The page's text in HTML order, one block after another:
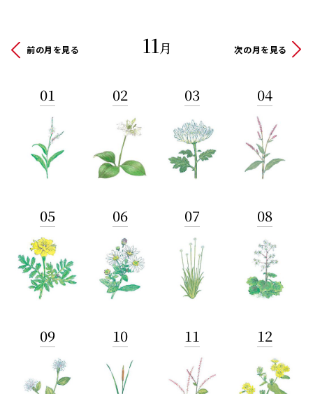
前の月を見る 11 月 次の月を見る
01 02 03 04
05 06 07 08
09 10 11 12